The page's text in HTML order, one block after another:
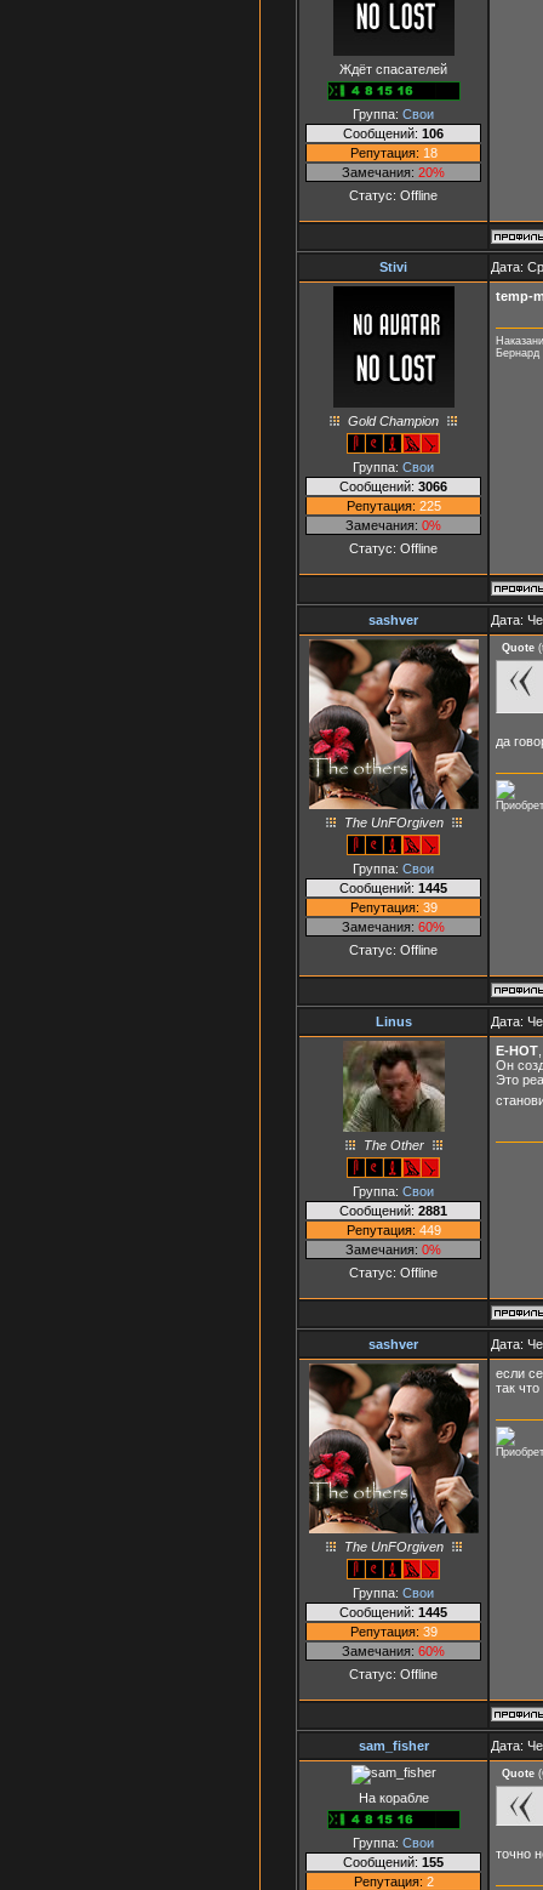
Ждёт спасателей
Группа: Свои
Сообщений: 106
Репутация: 18
Замечания: 20%
Статус: Offline
Stivi Дата:
Gold Champion
Группа: Свои
Сообщений: 3066
Репутация: 225
Замечания: 0%
Статус: Offline
temp-
sashver Дата:
The UnFOrgiven
Группа: Свои
Сообщений: 1445
Репутация: 39
Замечания: 60%
Статус: Offline
Quote (
да
Linus Дата:
The Other
Группа: Свои
Сообщений: 2881
Репутация: 449
Замечания: 0%
Статус: Offline
E-HOT
Он
Это
sashver Дата:
The UnFOrgiven
Группа: Свои
Сообщений: 1445
Репутация: 39
Замечания: 60%
Статус: Offline
если
так
sam_fisher Дата:
На корабле
Группа: Свои
Сообщений: 155
Репутация: 2
Quote (
точно